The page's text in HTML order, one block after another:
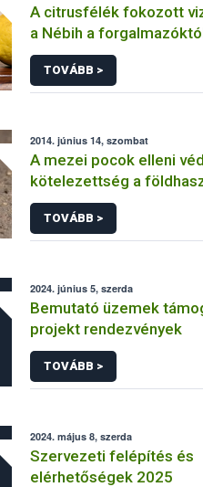
A citrusfélék fokozott
a Nébih a
TOVÁBB >
2014. június 14, szombat
A mezei pocok elleni
kötelezettség a
kiemelt feladata
TOVÁBB >
2024. június 5, szerda
Bemutató üzemek
projekt rendezvények
TOVÁBB >
2024. május 8, szerda
Szervezeti felépítés és
elérhetőségek 2025